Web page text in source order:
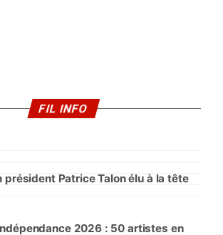
FIL INFO
président Patrice Talon élu à la tête
2026 : 50 artistes en